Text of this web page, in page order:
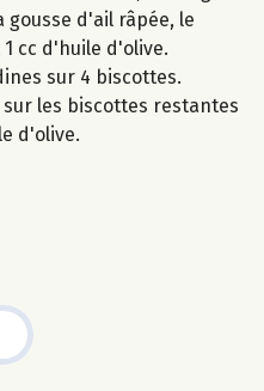
gousse d'ail râpée, le
cc d'huile d'olive.
sur 4 biscottes.
les biscottes restantes
d'olive.